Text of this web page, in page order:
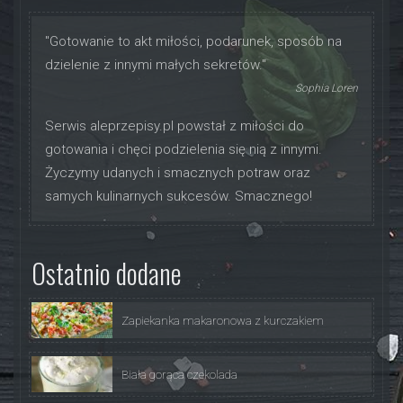
"Gotowanie to akt miłości, podarunek, sposób na
dzielenie z innymi małych sekretów."
Sophia Loren
Serwis aleprzepisy.pl powstał z miłości do
gotowania i chęci podzielenia się nią z innymi.
Życzymy udanych i smacznych potraw oraz
samych kulinarnych sukcesów. Smacznego!
Ostatnio dodane
Zapiekanka makaronowa z kurczakiem
Biała gorąca czekolada